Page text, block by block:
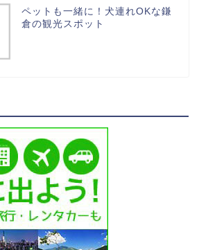
ペットも一緒に！犬連れOKな鎌
倉の観光スポット